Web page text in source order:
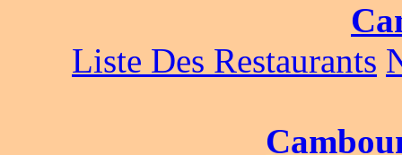
Liste Des Restaurants